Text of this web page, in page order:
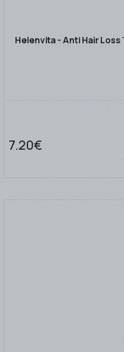
Helenvita - Anti Hair
7.20€